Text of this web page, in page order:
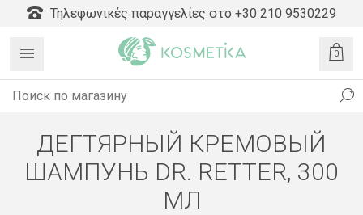
Τηλεφωνικές παραγγελίες στο +30 210 9530229
0
ДЕГТЯРНЫЙ КРЕМОВЫЙ
ШАМПУНЬ DR. RETTER, 300
МЛ